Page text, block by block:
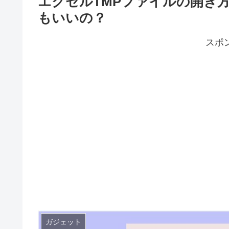
もいいの？
スポ
ガジェット